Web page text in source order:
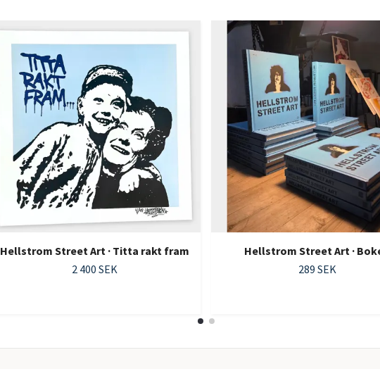
Hellstrom Street Art · Titta rakt fram
2 400 SEK
Hellstrom Street Art ·
289 SEK